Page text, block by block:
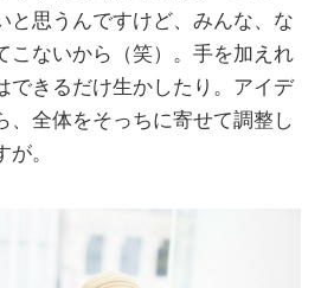
と思うんですけど、みんな、な
こないから（笑）。手を加えれ
できるだけ生かしたり。アイデ
、全体をそっちに寄せて調整し
。